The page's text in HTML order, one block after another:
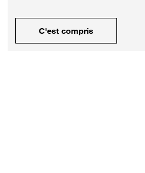
C'est compris